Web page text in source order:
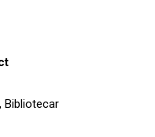
Bibliotecar